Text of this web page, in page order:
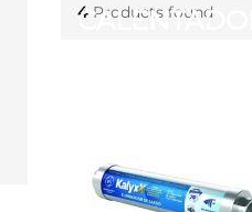
4 Products found